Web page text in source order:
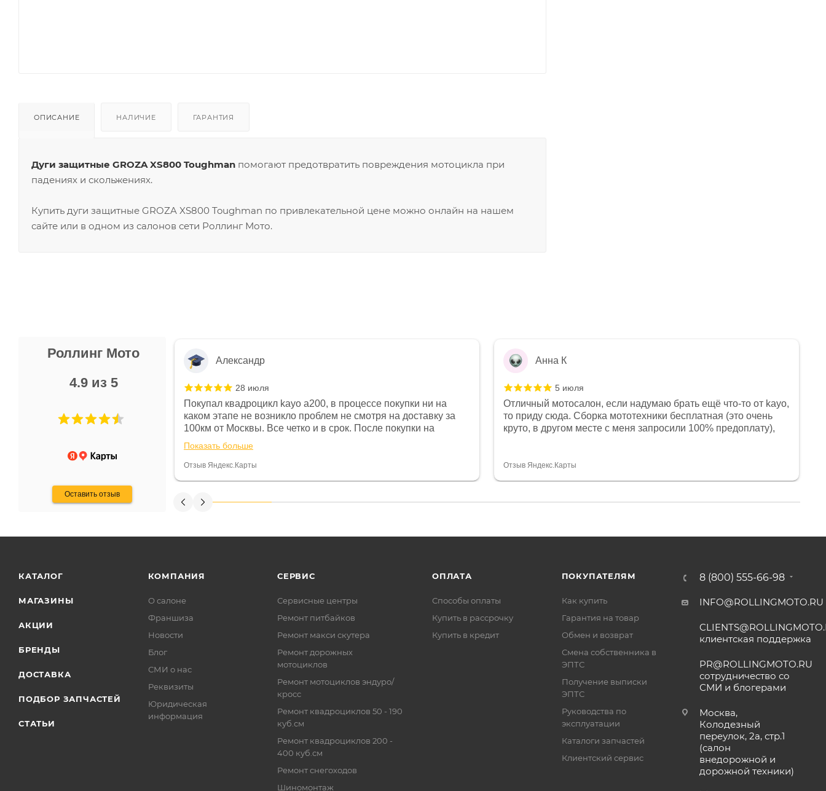
ОПИСАНИЕ НАЛИЧИЕ ГАРАНТИЯ
Дуги защитные GROZA XS800 Toughman помогают предотвратить повреждения мотоцикла при
падениях и скольжениях.
Купить дуги защитные GROZA XS800 Toughman по привлекательной цене можно онлайн на нашем
сайте или в одном из салонов сети Роллинг Мото.
Роллинг Мото
4.9 из 5
Оставить отзыв
Не понравились условия
и дают только на год)
Александр
28 июля
Покупал квадроцикл kayo a200, в процессе покупки ни на
каком этапе не возникло проблем не смотря на доставку за
100км от Москвы. Все четко и в срок. После покупки на
спидометре всегда был 0, при этом представители магазина
постоянно были на связи и в итоге проблема была решена.
Считаю, что это говорит о небезразличии к клиенту после
Показать больше
Отзыв Яндекс.Карты
Анна К
5 июля
Отличный мотосалон, если надумаю брать ещё что-то от kayo,
то приду сюда. Сборка мототехники бесплатная (это очень
круто, в другом месте с меня запросили 100% предоплату),
спасибо отдельное, всегда на связи, очень детально всё
Отзыв Яндекс.Карты
КАТАЛОГ
МАГАЗИНЫ
АКЦИИ
БРЕНДЫ
ДОСТАВКА
ПОДБОР ЗАПЧАСТЕЙ
СТАТЬИ
КОМПАНИЯ
О салоне
Франшиза
Новости
Блог
СМИ о нас
Реквизиты
Юридическая
информация
СЕРВИС
Сервисные центры
Ремонт питбайков
Ремонт макси скутера
Ремонт дорожных
мотоциклов
Ремонт мотоциклов эндуро/
кросс
Ремонт квадроциклов 50 - 190
куб.см
Ремонт квадроциклов 200 -
400 куб.см
Ремонт снегоходов
Шиномонтаж
ОПЛАТА
Способы оплаты
Купить в рассрочку
Купить в кредит
ПОКУПАТЕЛЯМ
Как купить
Гарантия на товар
Обмен и возврат
Смена собственника в
ЭПТС
Получение выписки
ЭПТС
Руководства по
эксплуатации
Каталоги запчастей
Клиентский сервис
8 (800) 555-66-98
INFO@ROLLINGMOTO.RU
клиентская поддержка
PR@ROLLINGMOTO.RU
сотрудничество со
СМИ и блогерами
Москва,
Колодезный
переулок, 2а, стр.1
(салон
внедорожной и
дорожной техники)